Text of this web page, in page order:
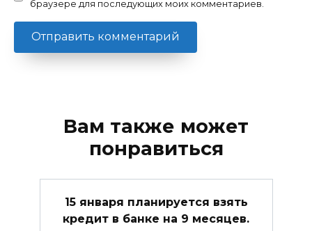
браузере для последующих моих комментариев.
Вам также может
понравиться
15 января планируется взять
кредит в банке на 9 месяцев.